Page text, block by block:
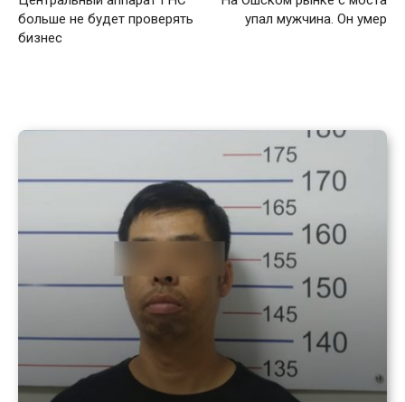
больше не будет проверять
бизнес
упал мужчина. Он умер